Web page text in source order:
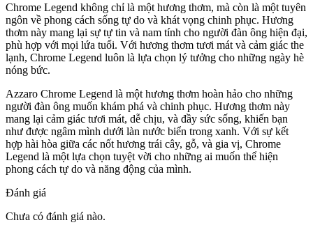
Chrome Legend không chỉ là một hương thơm, mà còn là một tuyên
ngôn về phong cách sống tự do và khát vọng chinh phục. Hương
thơm này mang lại sự tự tin và nam tính cho người đàn ông hiện đại,
phù hợp với mọi lứa tuổi. Với hương thơm tươi mát và cảm giác the
lạnh, Chrome Legend luôn là lựa chọn lý tưởng cho những ngày hè
nóng bức.
Azzaro Chrome Legend là một hương thơm hoàn hảo cho những
người đàn ông muốn khám phá và chinh phục. Hương thơm này
mang lại cảm giác tươi mát, dễ chịu, và đầy sức sống, khiến bạn
như được ngâm mình dưới làn nước biển trong xanh. Với sự kết
hợp hài hòa giữa các nốt hương trái cây, gỗ, và gia vị, Chrome
Legend là một lựa chọn tuyệt vời cho những ai muốn thể hiện
phong cách tự do và năng động của mình.
Đánh giá
Chưa có đánh giá nào.